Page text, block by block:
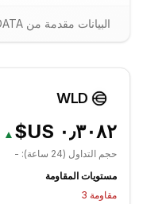
البيانات مقدمة من COINOTAG DATA
WLD
▲
حجم التداول (24 ساعة):
-
مستويات المقاومة
مقاومة 3